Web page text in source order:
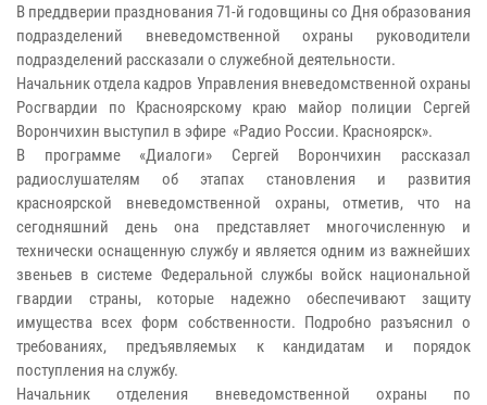
В преддверии празднования 71-й годовщины со Дня образования
подразделений вневедомственной охраны руководители
подразделений рассказали о служебной деятельности.
Начальник отдела кадров Управления вневедомственной охраны
Росгвардии по Красноярскому краю майор полиции Сергей
Ворончихин выступил в эфире «Радио России. Красноярск».
В программе «Диалоги» Сергей Ворончихин рассказал
радиослушателям об этапах становления и развития
красноярской вневедомственной охраны, отметив, что на
сегодняшний день она представляет многочисленную и
технически оснащенную службу и является одним из важнейших
звеньев в системе Федеральной службы войск национальной
гвардии страны, которые надежно обеспечивают защиту
имущества всех форм собственности. Подробно разъяснил о
требованиях, предъявляемых к кандидатам и порядок
поступления на службу.
Начальник отделения вневедомственной охраны по